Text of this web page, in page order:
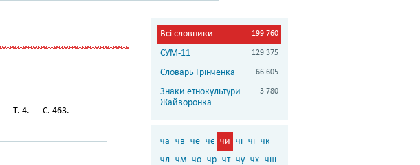
— Т. 4. — С. 463.
Всі словники 199 760
СУМ-11 129 375
Словарь Грінченка 66 605
Знаки етнокультури
Жайворонка
3 780
ча чв че чє чи чі чї чк
чл чм чо чр чт чу чх чш